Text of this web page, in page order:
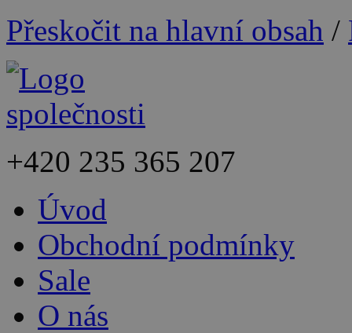
Přeskočit na hlavní obsah /
+420 235 365 207
Úvod
Obchodní podmínky
Sale
O nás